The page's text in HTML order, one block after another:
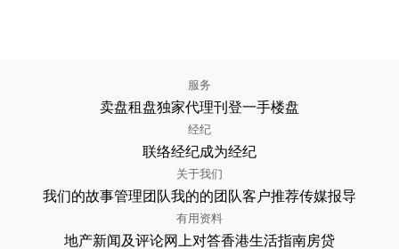
服务
卖盘租盘独家代理刊登一手楼盘
经纪
联络经纪成为经纪
关于我们
我们的故事管理团队我的的团队客户推荐传媒报导
有用资料
地产新闻及评论网上对答香港生活指南房贷